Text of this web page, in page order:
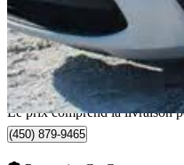
4 458 $
79 $/mois env.
Livraison à domicile de
Le prix comprend la livraison
(450) 879-9465